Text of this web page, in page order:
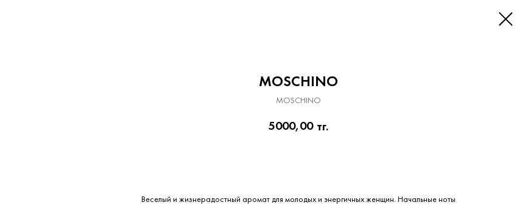
MOSCHINO
MOSCHINO
5000,00 тг.
Веселый и жизнерадостный аромат для молодых и энергичных женщин. Начальные ноты